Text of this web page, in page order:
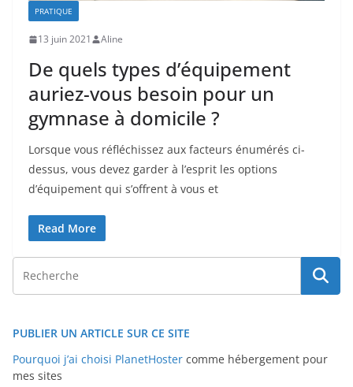
PRATIQUE
13 juin 2021 Aline
De quels types d’équipement
auriez-vous besoin pour un
gymnase à domicile ?
Lorsque vous réfléchissez aux facteurs énumérés ci-
dessus, vous devez garder à l’esprit les options
d’équipement qui s’offrent à vous et
Read More
PUBLIER UN ARTICLE SUR CE SITE
Pourquoi j’ai choisi PlanetHoster comme hébergement pour
mes sites